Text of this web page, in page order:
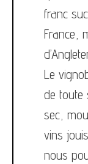
franc
France,
Le
de toute
sec,
vins
nous